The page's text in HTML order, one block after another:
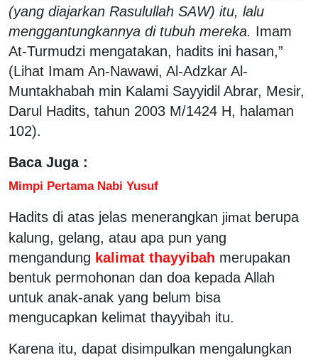
(yang diajarkan Rasulullah SAW) itu, lalu
menggantungkannya di tubuh mereka. Imam
At-Turmudzi mengatakan, hadits ini hasan,”
(Lihat Imam An-Nawawi, Al-Adzkar Al-
Muntakhabah min Kalami Sayyidil Abrar, Mesir,
Darul Hadits, tahun 2003 M/1424 H, halaman
102).
Baca Juga :
Mimpi Pertama Nabi Yusuf
Hadits di atas jelas menerangkan jimat berupa
kalung, gelang, atau apa pun yang
mengandung kalimat thayyibah merupakan
bentuk permohonan dan doa kepada Allah
untuk anak-anak yang belum bisa
mengucapkan kelimat thayyibah itu.
Karena itu, dapat disimpulkan mengalungkan